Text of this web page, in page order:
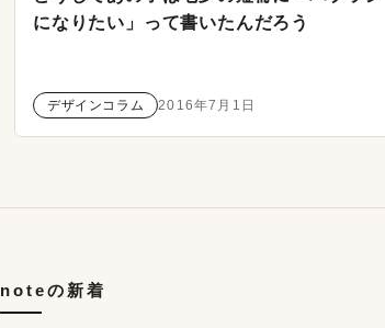
になりたい」って書いたんだろう
デザインコラム 2016年7月1日
noteの新着